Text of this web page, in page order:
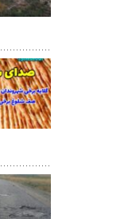
04 آبان 1399
04 آبان 1399